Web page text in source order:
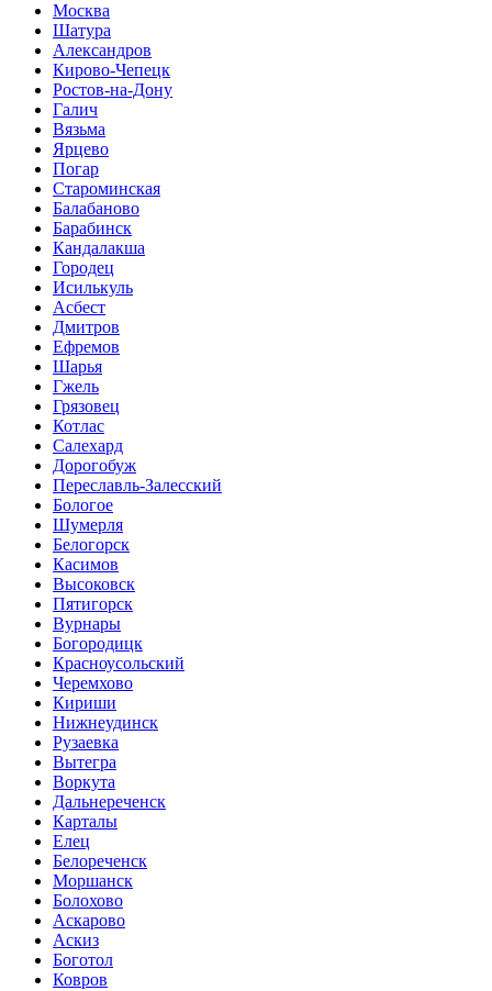
Москва
Шатура
Александров
Кирово-Чепецк
Ростов-на-Дону
Галич
Вязьма
Ярцево
Погар
Староминская
Балабаново
Барабинск
Кандалакша
Городец
Исилькуль
Асбест
Дмитров
Ефремов
Шарья
Гжель
Грязовец
Котлас
Салехард
Дорогобуж
Переславль-Залесский
Бологое
Шумерля
Белогорск
Касимов
Высоковск
Пятигорск
Вурнары
Богородицк
Красноусольский
Черемхово
Кириши
Нижнеудинск
Рузаевка
Вытегра
Воркута
Дальнереченск
Карталы
Елец
Белореченск
Моршанск
Болохово
Аскарово
Аскиз
Боготол
Ковров